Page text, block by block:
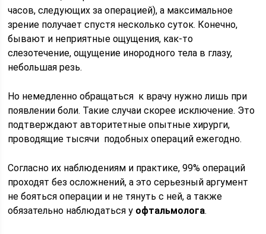
часов, следующих за операцией), а максимальное
зрение получает спустя несколько суток. Конечно,
бывают и неприятные ощущения, как-то
слезотечение, ощущение инородного тела в глазу,
небольшая резь.
Но немедленно обращаться к врачу нужно лишь при
появлении боли. Такие случаи скорее исключение. Это
подтверждают авторитетные опытные хирурги,
проводящие тысячи подобных операций ежегодно.
Согласно их наблюдениям и практике, 99% операций
проходят без осложнений, а это серьезный аргумент
не бояться операции и не тянуть с ней, а также
обязательно наблюдаться у офтальмолога.